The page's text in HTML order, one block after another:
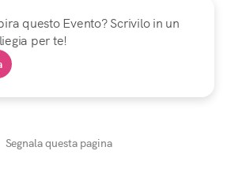
questo Evento? Scrivilo in un
per te!
Segnala questa pagina